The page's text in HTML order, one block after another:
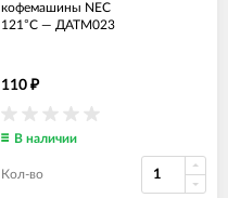
кофемашины NEC
121°C — ДАТМ023
110 ₽
В наличии
Кол-во